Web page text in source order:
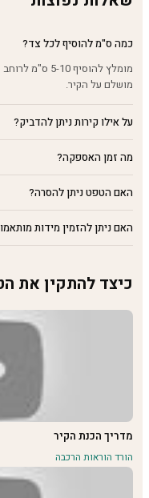
כמה ס"מ להוסיף לכל צד?
מומלץ להוסיף
מושלם על הקיר.
על אילו קירות ניתן להדביק?
מה זמן האספקה?
האם הטפט ניתן להסרה?
האם ניתן להזמין מידות
כיצד להתקין את
מדריך הכנת הקיר
הורד הוראות הרכבה